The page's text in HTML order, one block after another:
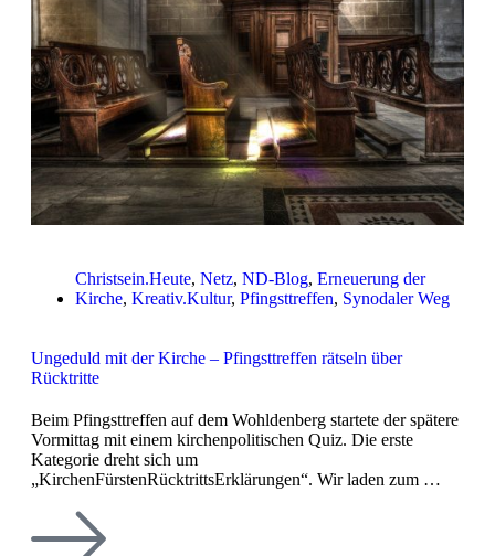
Christsein.Heute, Netz, ND-Blog, Erneuerung der
Kirche, Kreativ.Kultur, Pfingsttreffen, Synodaler Weg
Ungeduld mit der Kirche – Pfingsttreffen rätseln über
Rücktritte
Beim Pfingsttreffen auf dem Wohldenberg startete der spätere
Vormittag mit einem kirchenpolitischen Quiz. Die erste
Kategorie dreht sich um
„KirchenFürstenRücktrittsErklärungen“. Wir laden zum …